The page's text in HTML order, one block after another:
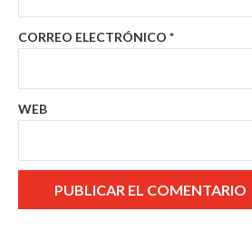
CORREO ELECTRÓNICO *
WEB